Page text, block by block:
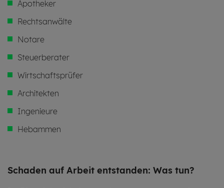
Apotheker
Rechtsanwälte
Notare
Steuerberater
Wirtschaftsprüfer
Architekten
Ingenieure
Hebammen
Scha­den auf Ar­beit ent­stan­den: Was tun?